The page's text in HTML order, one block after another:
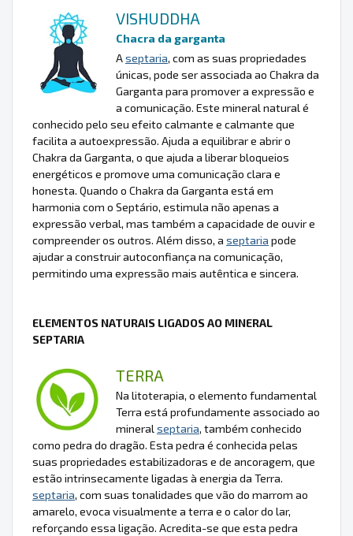
VISHUDDHA
Chacra da garganta
Aseptaria, com as suas propriedades
únicas, pode ser associada ao Chakra da
Garganta para promover a expressão e
a comunicação. Este mineral natural é
conhecido pelo seu efeito calmante e calmante que
facilita a autoexpressão. Ajuda a equilibrar e abrir o
Chakra da Garganta, o que ajuda a liberar bloqueios
energéticos e promove uma comunicação clara e
honesta. Quando o Chakra da Garganta está em
harmonia com o Septário, estimula não apenas a
expressão verbal, mas também a capacidade de ouvir e
compreender os outros. Além disso, a septaria pode
ajudar a construir autoconfiança na comunicação,
permitindo uma expressão mais autêntica e sincera.
ELEMENTOS NATURAIS LIGADOS AO MINERAL
SEPTARIA
TERRA
Na litoterapia, o elemento fundamental
Terra está profundamente associado ao
mineral septaria, também conhecido
como pedra do dragão. Esta pedra é conhecida pelas
suas propriedades estabilizadoras e de ancoragem, que
estão intrinsecamente ligadas à energia da Terra.
septaria, com suas tonalidades que vão do marrom ao
amarelo, evoca visualmente a terra e o calor do lar,
reforçando essa ligação. Acredita-se que esta pedra